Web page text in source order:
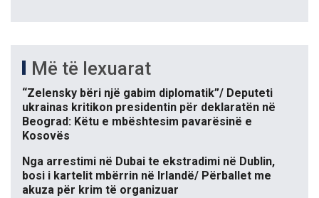
Më të lexuarat
“Zelensky bëri një gabim diplomatik”/ Deputeti
ukrainas kritikon presidentin për deklaratën në
Beograd: Këtu e mbështesim pavarësinë e
Kosovës
Nga arrestimi në Dubai te ekstradimi në Dublin,
bosi i kartelit mbërrin në Irlandë/ Përballet me
akuza për krim të organizuar